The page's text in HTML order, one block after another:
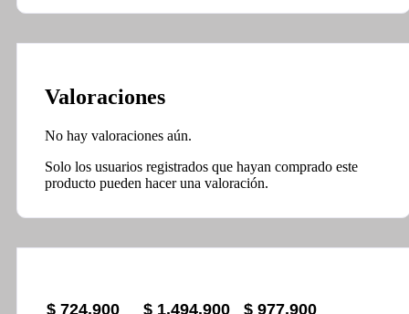
Valoraciones
No hay valoraciones aún.
Solo los usuarios registrados que hayan comprado este
producto pueden hacer una valoración.
$724.900 $ 1.494.900 $ 977.900